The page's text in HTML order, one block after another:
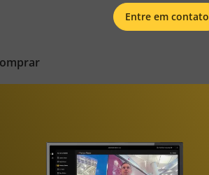
Entre em contato